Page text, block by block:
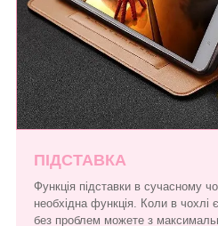
ПІДСТАВКА
Функція підставки в сучасному
необхідна функція. Коли в чохлі
без проблем можете з